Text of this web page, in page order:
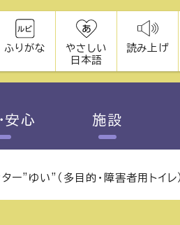
ふりがな
やさしい
日本語
読み上げ
安心 施設
ー”ゆい”（多目的・障害者用トイレ